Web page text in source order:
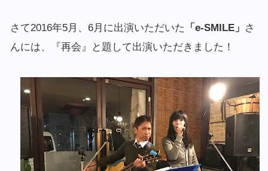
さて2016年5月、6月に出演いただいた 「e-SMILE」 さ
んには、『再会』と題して出演いただきました！